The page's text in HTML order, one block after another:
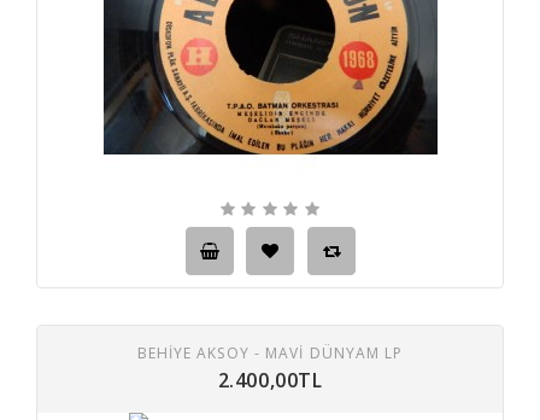
BEHIYE AKSOY - MAVI DÜNYAM LP
2.400,00TL